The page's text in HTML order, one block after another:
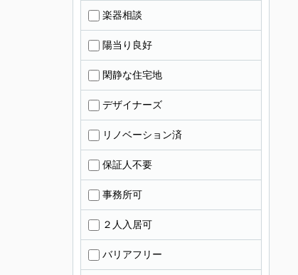
楽器相談
陽当り良好
閑静な住宅地
デザイナーズ
リノベーション済
保証人不要
事務所可
２人入居可
バリアフリー